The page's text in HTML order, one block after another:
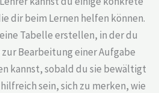
dir beim Lernen helfen können.
Tabelle erstellen, in der du
Bearbeitung einer Aufgabe
kannst, sobald du sie bewältigt
sein, sich zu merken, wie